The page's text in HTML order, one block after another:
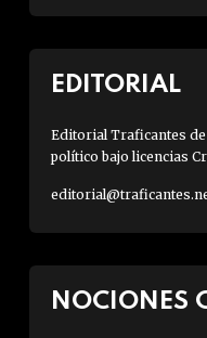
EDITORIAL
Editorial Traficantes de
político bajo licencias
NOCIONES